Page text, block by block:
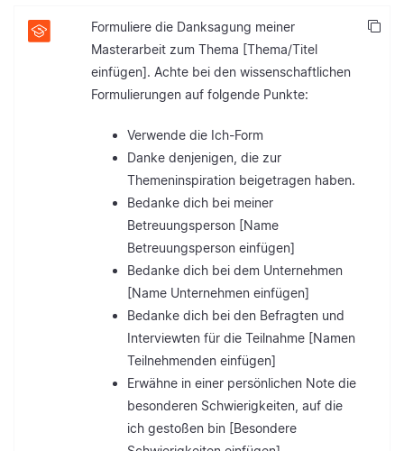
Formuliere die Danksagung meiner
Masterarbeit zum Thema [Thema/Titel
einfügen]. Achte bei den wissenschaftlichen
Formulierungen auf folgende Punkte:
Verwende die Ich-Form
Danke denjenigen, die zur
Themeninspiration beigetragen haben.
Bedanke dich bei meiner
Betreuungsperson [Name
Betreuungsperson einfügen]
Bedanke dich bei dem Unternehmen
[Name Unternehmen einfügen]
Bedanke dich bei den Befragten und
Interviewten für die Teilnahme [Namen
Teilnehmenden einfügen]
Erwähne in einer persönlichen Note die
besonderen Schwierigkeiten, auf die
ich gestoßen bin [Besondere